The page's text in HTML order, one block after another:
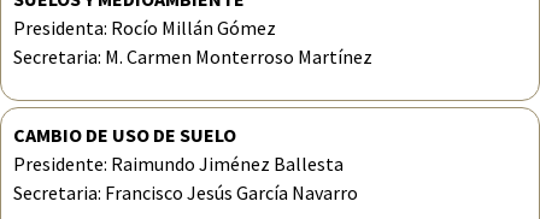
Presidenta: Rocío Millán Gómez
Secretaria: M. Carmen Monterroso Martínez
CAMBIO DE USO DE SUELO
Presidente: Raimundo Jiménez Ballesta
Secretaria: Francisco Jesús García Navarro